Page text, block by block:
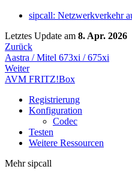
sipcall: Netzwerkverkehr
Letztes Update am 8. Apr. 2026
Zurück
Aastra / Mitel 673xi / 675xi
Weiter
AVM FRITZ!Box
Registrierung
Konfiguration
Codec
Testen
Weitere Ressourcen
Mehr sipcall